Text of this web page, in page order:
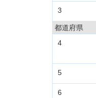
3
都道府県
4
5
6